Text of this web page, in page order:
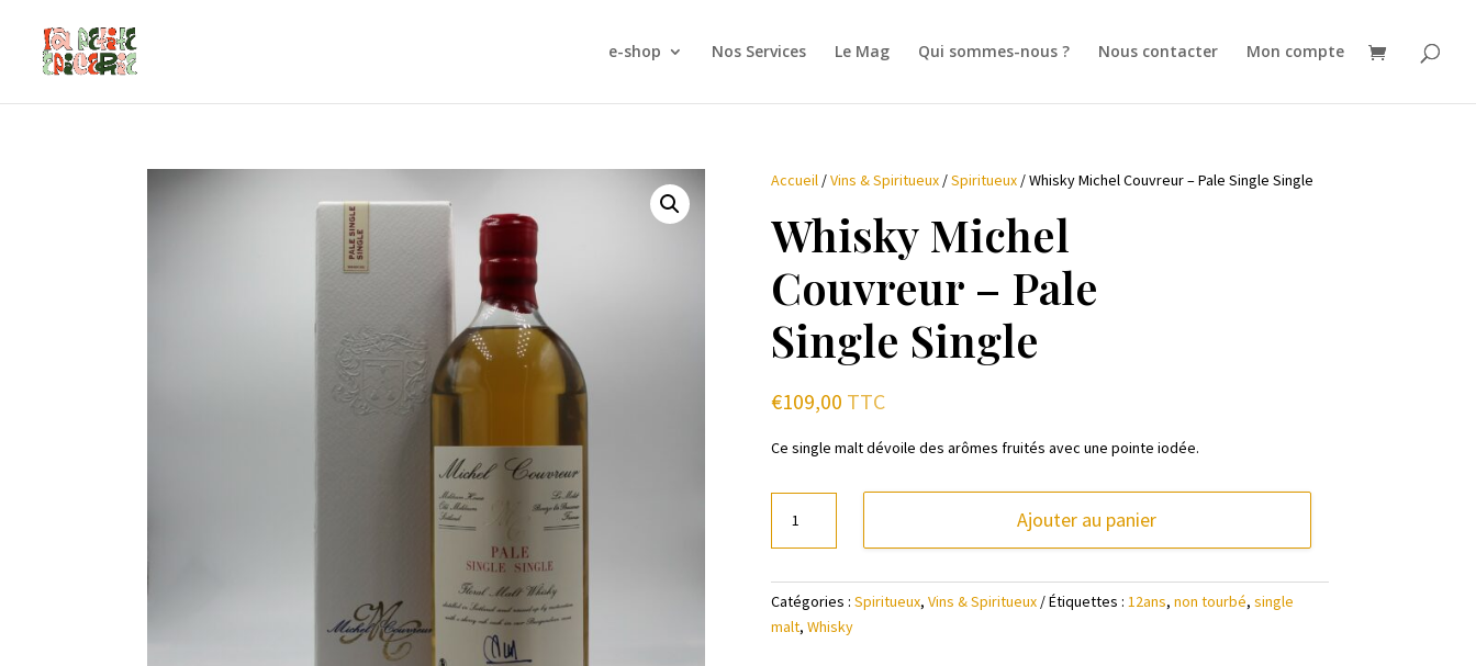
e-shop Nos Services Le Mag Qui sommes-nous ? Nous contacter Mon compte
Accueil /Vins & Spiritueux/Spiritueux/ Whisky Michel Couvreur – Pale Single Single
Whisky Michel
Couvreur – Pale
Single Single
€109,00 TTC
Ce single malt dévoile des arômes fruités avec une pointe iodée.
Whisky
Michel
Couvreur
-
Ajouter au panier
Catégories : Spiritueux, Vins & Spiritueux Étiquettes : 12ans, non tourbé, single
malt, Whisky